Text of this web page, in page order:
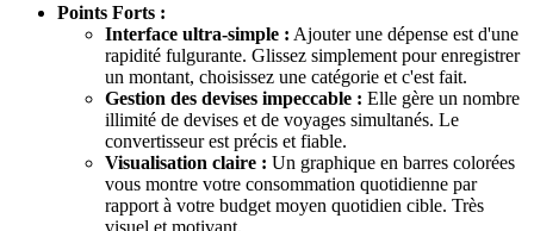
Points Forts :
Interface ultra-simple : Ajouter une dépense est d'une
rapidité fulgurante. Glissez simplement pour enregistrer
un montant, choisissez une catégorie et c'est fait.
Gestion des devises impeccable : Elle gère un nombre
illimité de devises et de voyages simultanés. Le
convertisseur est précis et fiable.
Visualisation claire : Un graphique en barres colorées
vous montre votre consommation quotidienne par
rapport à votre budget moyen quotidien cible. Très
visuel et motivant.